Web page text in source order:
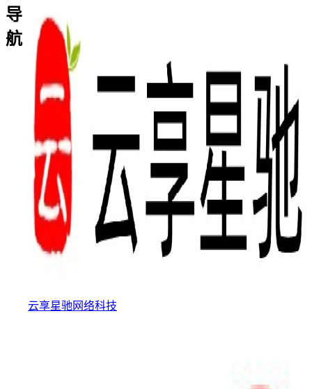
云享星驰网络科技
导
航